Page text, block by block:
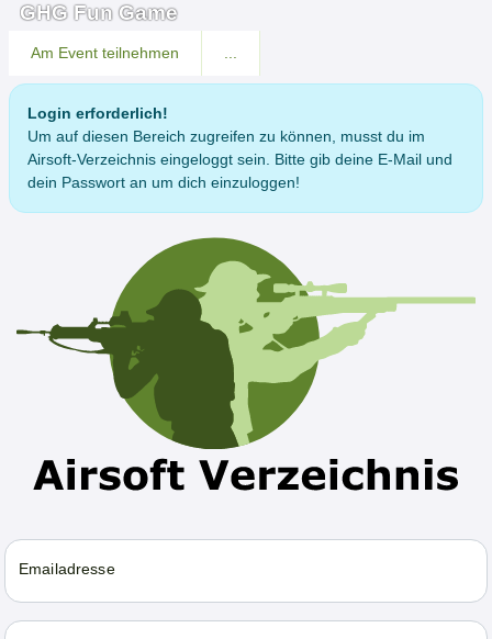
GHG Fun Game
Am Event teilnehmen
Login erforderlich!
Um auf diesen Bereich zugreifen zu können, musst du im
Airsoft-Verzeichnis eingeloggt sein. Bitte gib deine E-Mail und
dein Passwort an um dich einzuloggen!
Emailadresse